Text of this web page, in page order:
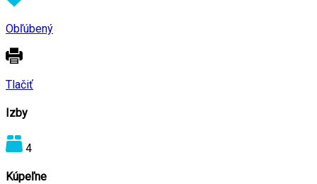
Obľúbený
Tlačiť
Izby
4
Kúpeľne